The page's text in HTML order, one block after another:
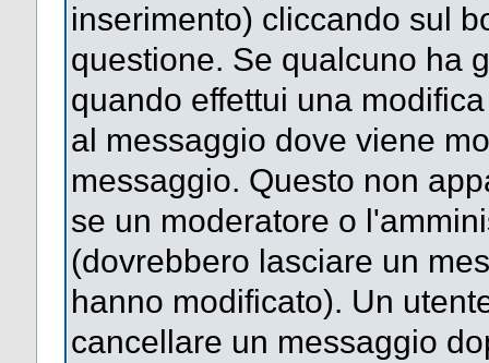
inserimento) cliccando sul
questione. Se qualcuno ha
quando effettui una
al messaggio dove viene
messaggio. Questo non
se un moderatore o
(dovrebbero lasciare un
hanno modificato). Un
cancellare un messaggio